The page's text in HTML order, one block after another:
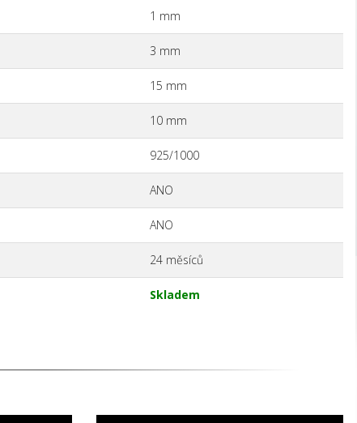
1 mm
3 mm
15 mm
10 mm
925/1000
ANO
ANO
24 měsíců
Skladem